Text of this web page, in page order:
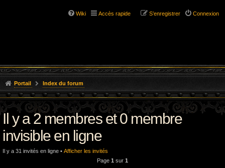
Wiki Accès rapide Connexion
S’enregistrer
Portail Index du forum
Il y a 2 membres et 0 membre
invisible en ligne
Il y a 31 invités en ligne • Afficher les invités
Page 1 sur 1